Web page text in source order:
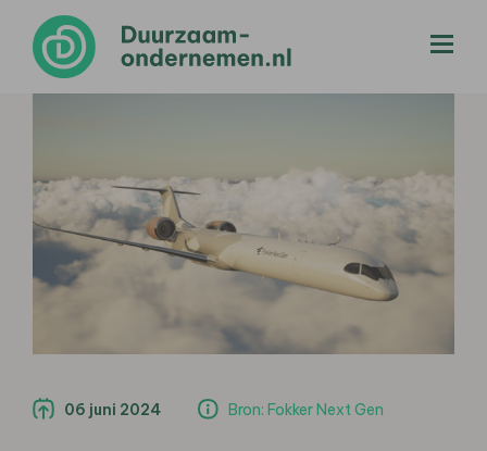
06 juni 2024 Bron: Fokker Next Gen